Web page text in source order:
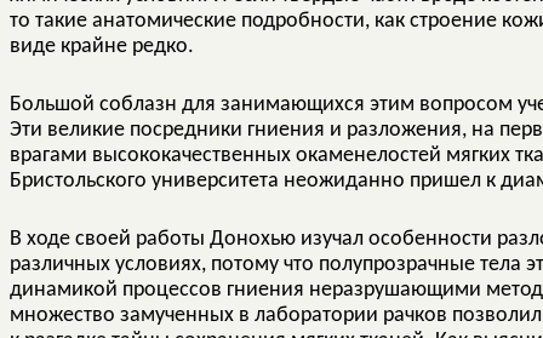
то такие анатомические подробности, как строение
виде крайне редко.
Большой соблазн для занимающихся этим вопросом
Эти великие посредники гниения и разложения, на
врагами высококачественных окаменелостей мягких
Бристольского университета неожиданно пришел к
В ходе своей работы Донохью изучал особенности
различных условиях, потому что полупрозрачные тела
динамикой процессов гниения неразрушающими
множество замученных в лаборатории рачков